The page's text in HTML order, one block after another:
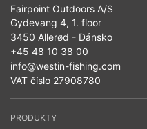
Fairpoint Outdoors A/S
Gydevang 4, 1. floor
3450 Allerød - Dánsko
+45 48 10 38 00
info@westin-fishing.com
VAT číslo 27908780
PRODUKTY